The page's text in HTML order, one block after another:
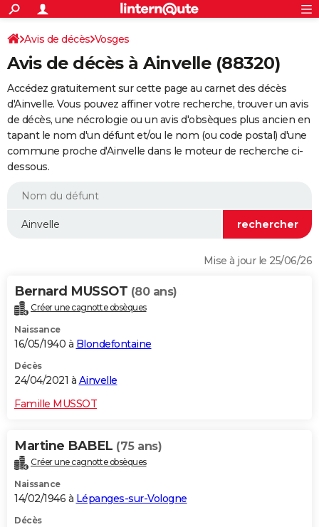
ACTUALITÉS
Politique
Société
Faits Divers
Education
Monde
Villes
+
SPORT
Coupe du monde 2026
Football
Tennis
Cyclisme
Rugby
Forum
Programme TV
TNT
Streaming
Cinéma
Sorties cinéma
Musique
+
FINANCE
Retraite
Epargne
Immobilier
Risques naturels par ville
Assurance
AUTO
Essais
Réserver un essai
Citadines
Berlines
SUV
Forum auto
+
HIGH-TECH
BRICOLAGE
WEEK-END
Alimentation
Guide de la santé
Maladies
Médicaments
Sommeil
VOYAGE
Destinations
City break
Voyage nature
Voyage de noces
Forum
Climat
+PHOTO
GUIDES D'ACHAT
Carte de Noël
Carte Bonne année
Carte Saint-Valentin
Carte Pâques
Carte d'anniversaire
DICTIONNAIRE
Dictionnaire
Biographies
Citations
Expressions
Proverbes
PROGRAMME TV
Avis de décès Vosges
Avis de décès à Ainvelle (88320)
Accédez gratuitement sur cette page au carnet des décès
d'Ainvelle. Vous pouvez affiner votre recherche, trouver un avis
de décès, une nécrologie ou un avis d'obsèques plus ancien en
tapant le nom d'un défunt et/ou le nom (ou code postal) d'une
commune proche d'Ainvelle dans le moteur de recherche ci-
dessous.
Mise à jour le 25/06/26
Bernard MUSSOT (80 ans)
Créer une cagnotte obsèques
Naissance
16/05/1940 à Blondefontaine
Décès
24/04/2021 à Ainvelle
Famille MUSSOT
Martine BABEL (75 ans)
Créer une cagnotte obsèques
Naissance
14/02/1946 à Lépanges-sur-Vologne
Décès